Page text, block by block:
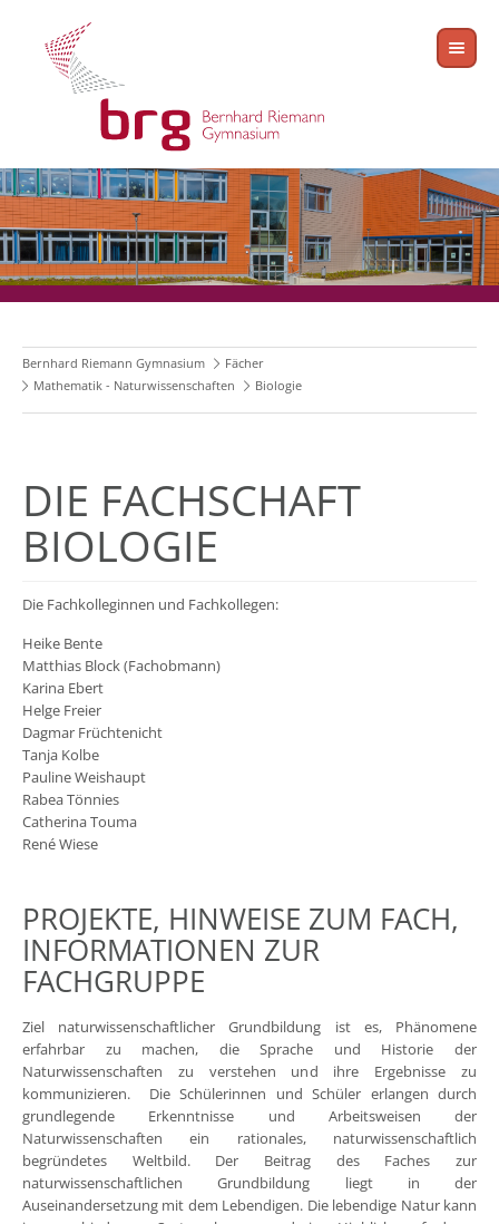
Bernhard Riemann Gymnasium
Fächer
Mathematik - Naturwissenschaften
Biologie
DIE FACHSCHAFT
BIOLOGIE
Die Fachkolleginnen und Fachkollegen:
Heike Bente
Matthias Block (Fachobmann)
Karina Ebert
Helge Freier
Dagmar Früchtenicht
Tanja Kolbe
Pauline Weishaupt
Rabea Tönnies
Catherina Touma
René Wiese
PROJEKTE, HINWEISE ZUM FACH,
INFORMATIONEN ZUR
FACHGRUPPE
Ziel naturwissenschaftlicher Grundbildung ist es, Phänomene
erfahrbar zu machen, die Sprache und Historie der
Naturwissenschaften zu verstehen und ihre Ergebnisse zu
kommunizieren. Die Schülerinnen und Schüler erlangen durch
grundlegende Erkenntnisse und Arbeitsweisen der
Naturwissenschaften ein rationales, naturwissenschaftlich
begründetes Weltbild. Der Beitrag des Faches zur
naturwissenschaftlichen Grundbildung liegt in der
Auseinandersetzung mit dem Lebendigen. Die lebendige Natur kann